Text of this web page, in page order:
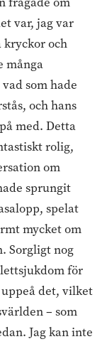
var, jag var
kryckor och
många
som hade
och hans
med. Detta
rolig,
om
sprungit
spelat
mycket om
Sorgligt nog
för
det, vilket
– som
Jag kan inte